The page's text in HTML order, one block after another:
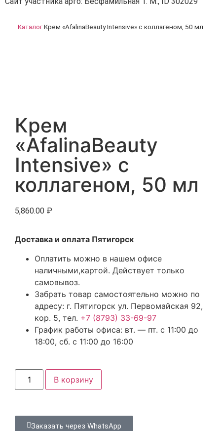
КаталогКрем «AfalinaBeauty Intensive» с коллагеном, 50 мл
Крем
«AfalinaBeauty
Intensive» с
коллагеном, 50 мл
5,860.00 ₽
Доставка и оплата Пятигорск
Оплатить можно в нашем офисе
наличными,картой. Действует только
самовывоз.
Забрать товар самостоятельно можно по
адресу: г. Пятигорск ул. Первомайская 92,
кор. 5, тел. +7 (8793) 33-69-97
График работы офиса: вт. — пт. с 11:00 до
18:00, сб. с 11:00 до 16:00
В корзину
Заказать через WhatsApp